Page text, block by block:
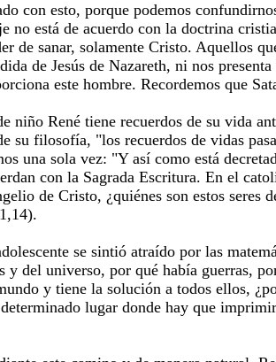
con esto, porque podemos
no está de acuerdo con la doctrina
de sanar, solamente Cristo. Aquellos
de Jesús de Nazareth, ni nos
este hombre. Recordemos que
niño René tiene recuerdos de su vida
su filosofía, "los recuerdos de vidas
una sola vez: "Y así como está
con la Sagrada Escritura. En el
de Cristo, ¿quiénes son estos seres
se sintió atraído por las
y del universo, por qué había guerras,
y tiene la solución a todos ellos,
lugar donde hay que